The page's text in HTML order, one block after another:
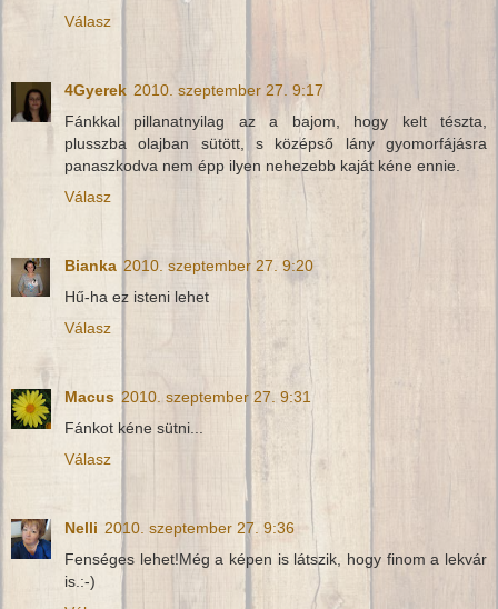
Válasz
4Gyerek 2010. szeptember 27. 9:17
Fánkkal pillanatnyilag az a bajom, hogy kelt tészta,
plusszba olajban sütött, s középső lány gyomorfájásra
panaszkodva nem épp ilyen nehezebb kaját kéne ennie.
Válasz
Bianka 2010. szeptember 27. 9:20
Hű-ha ez isteni lehet
Válasz
Macus 2010. szeptember 27. 9:31
Fánkot kéne sütni...
Válasz
Nelli 2010. szeptember 27. 9:36
Fenséges lehet!Még a képen is látszik, hogy finom a lekvár
is.:-)